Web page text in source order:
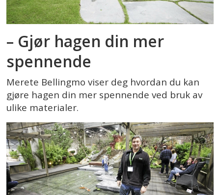
– Gjør hagen din mer
spennende
Merete Bellingmo viser deg hvordan du kan
gjøre hagen din mer spennende ved bruk av
ulike materialer.